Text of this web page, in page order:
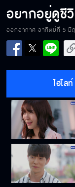
อยากอยู่ดูชี
ออกอากาศ อาทิตย์ที่ 5 มิ
ไฮไลท์